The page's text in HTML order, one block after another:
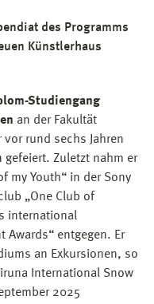
des Programms
Künstlerhaus
Studiengang
an der Fakultät
rund sechs Jahren
gefeiert. Zuletzt nahm er
my Youth“ in der Sony
„One Club of
international
Awards“ entgegen. Er
an Exkursionen, so
International Snow
2025